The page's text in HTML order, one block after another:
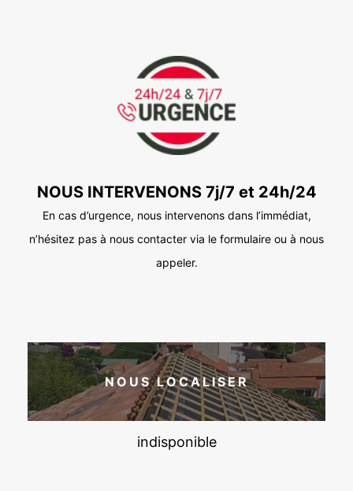
NOUS INTERVENONS 7j/7 et 24h/24
En cas d’urgence, nous intervenons dans l’immédiat,
n’hésitez pas à nous contacter via le formulaire ou à nous
appeler.
NOUS LOCALISER
indisponible